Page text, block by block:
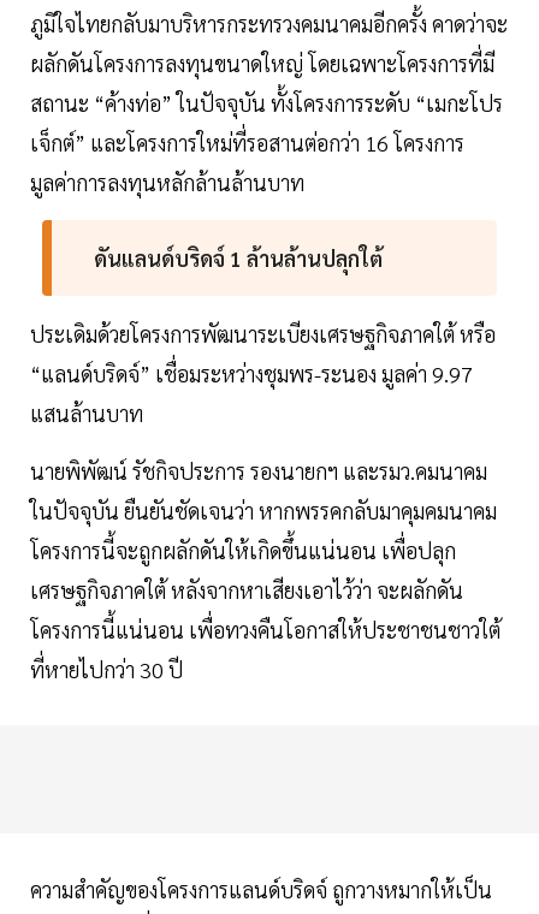
ภูมิใจไทยกลับมาบริหารกระทรวงคมนาคมอีกครั้ง คาดว่าจะ
ผลักดันโครงการลงทุนขนาดใหญ่ โดยเฉพาะโครงการที่มี
สถานะ “ค้างท่อ” ในปัจจุบัน ทั้งโครงการระดับ “เมกะโปร
เจ็กต์” และโครงการใหม่ที่รอสานต่อกว่า 16 โครงการ
มูลค่าการลงทุนหลักล้านล้านบาท
ดันแลนด์บริดจ์ 1 ล้านล้านปลุกใต้
ประเดิมด้วยโครงการพัฒนาระเบียงเศรษฐกิจภาคใต้ หรือ
“แลนด์บริดจ์” เชื่อมระหว่างชุมพร-ระนอง มูลค่า 9.97
แสนล้านบาท
นายพิพัฒน์ รัชกิจประการ รองนายกฯ และรมว.คมนาคม
ในปัจจุบัน ยืนยันชัดเจนว่า หากพรรคกลับมาคุมคมนาคม
โครงการนี้จะถูกผลักดันให้เกิดขึ้นแน่นอน เพื่อปลุก
เศรษฐกิจภาคใต้ หลังจากหาเสียงเอาไว้ว่า จะผลักดัน
โครงการนี้แน่นอน เพื่อทวงคืนโอกาสให้ประชาชนชาวใต้
ที่หายไปกว่า 30 ปี
ความสำคัญของโครงการแลนด์บริดจ์ ถูกวางหมากให้เป็น